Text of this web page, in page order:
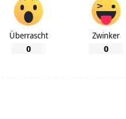
Überrascht
0
Zwinker
0